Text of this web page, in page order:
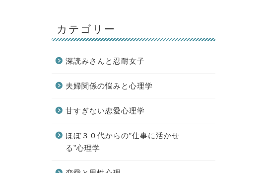
カテゴリー
深読みさんと忍耐女子
夫婦関係の悩みと心理学
甘すぎない恋愛心理学
ほぼ３０代からの”仕事に活かせ
る”心理学